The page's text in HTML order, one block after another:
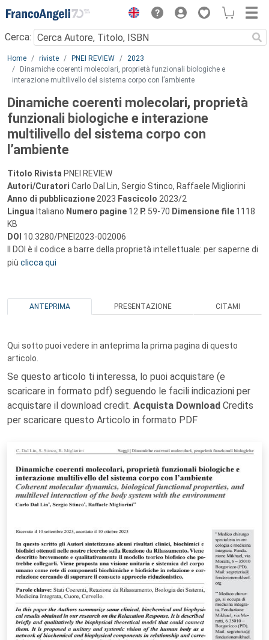
Menu
Cerca:
Main content
Home riviste PNEI REVIEW
2023
Dinamiche coerenti molecolari, proprietà funzionali biologiche e
interazione multilivello del sistema corpo con l’ambiente
Dinamiche coerenti molecolari, proprietà
funzionali biologiche e interazione
multilivello del sistema corpo con
l’ambiente
Titolo Rivista PNEI REVIEW
Autori/Curatori Carlo Dal Lin, Sergio Stinco, Raffaele Migliorini
Anno di pubblicazione 2023 Fascicolo 2023/2
Lingua Italiano Numero pagine 12 P. 59-70 Dimensione file 1118
KB
DOI 10.3280/PNEI2023-002006
Il DOI è il codice a barre della proprietà intellettuale: per saperne di
più clicca qui
ANTEPRIMA PRESENTAZIONE CITAMI
Qui sotto puoi vedere in anteprima la prima pagina di questo
articolo.
Se questo articolo ti interessa, lo puoi acquistare (e
scaricare in formato pdf) seguendo le facili indicazioni per
acquistare il download credit. Acquista Download Credits
per scaricare questo Articolo in formato PDF